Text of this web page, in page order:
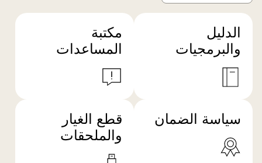
الدليل
والبرمجيات
مكتبة
المساعدات
سياسة الضمان
قطع الغيار
والملحقات